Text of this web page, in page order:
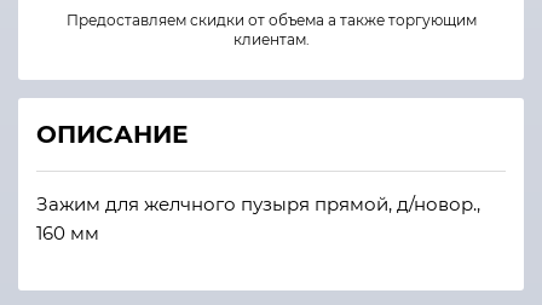
Предоставляем скидки от объема а также торгующим
клиентам.
ОПИСАНИЕ
Зажим для желчного пузыря прямой, д/новор.,
160 мм